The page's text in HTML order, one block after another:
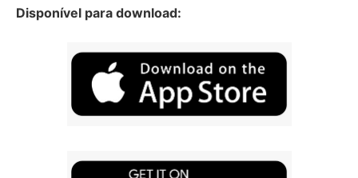
Disponível para download: